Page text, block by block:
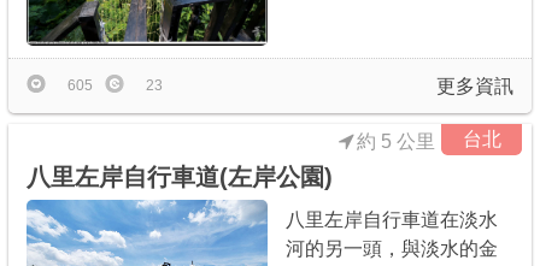
更多資訊
605 23
台北
八里左岸自行車道(左岸公園)
約 5 公里
八里左岸自行車道在淡水
河的另一頭，與淡水的金